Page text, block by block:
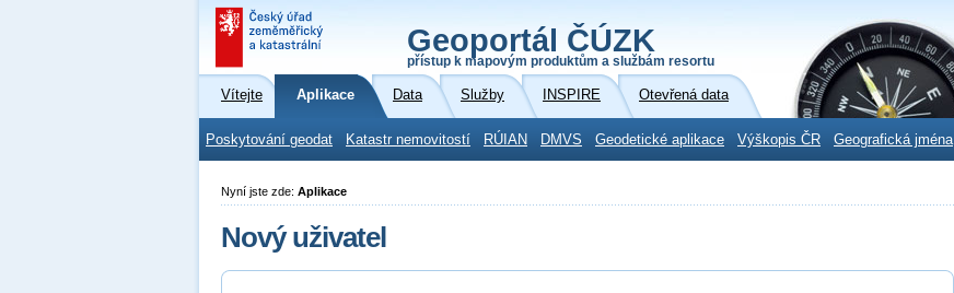
Geoportál ČÚZK
přístup k mapovým produktům a službám resortu
Vítejte Aplikace Data Služby INSPIRE Otevřená data
Poskytování geodat Katastr nemovitostí RÚIAN DMVS Geodetické aplikace Výškopis ČR Geografická jména
Nyní jste zde: Aplikace
Nový uživatel